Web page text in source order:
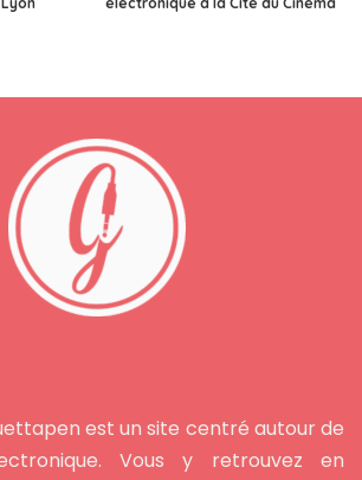
est un site centré autour de
Vous y retrouvez en